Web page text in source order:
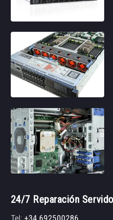
24/7 Reparación
Tel:+34 692500286